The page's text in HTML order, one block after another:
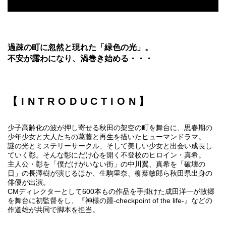
過疎の町に忽然と現れた「緑色の光」。
不安が露わになり、渦巻き始める・・・
【INTRODUCTION】
少子高齢化の波が押し寄せる秋田の架空の町を舞台に、思春期の
少年少女と大人たちの葛藤と再生を描いたヒューマンドラマ。
謎の光とミステリーサークル、そして美しい少女と出会い成長し
ていく彰。そんな彰にだけ心を開く不登校のヒロイン・真希。
主人公・彰を「僕だけがいない街」の中川翼、真希を「破壊の
日」の長澤樹が演じるほか、生駒里奈、柳葉敏郎ら秋田県出身の
俳優が出演。
CMディレクターとして600本もの作品を手掛けた成田洋一が故郷
を舞台に初監督をし、『神様の踵-checkpoint of the life-』などの
作道雄が共同で脚本を担当。